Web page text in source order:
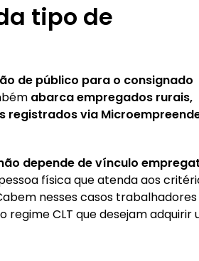
tipo de
de público para o consignado
abarca empregados rurais,
registrados via
depende de vínculo
física que atenda aos
nesses casos trabalhadores
CLT que desejam adquirir